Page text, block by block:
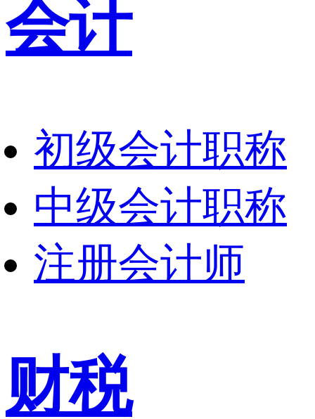
会计
初级会计职称
中级会计职称
注册会计师
财税